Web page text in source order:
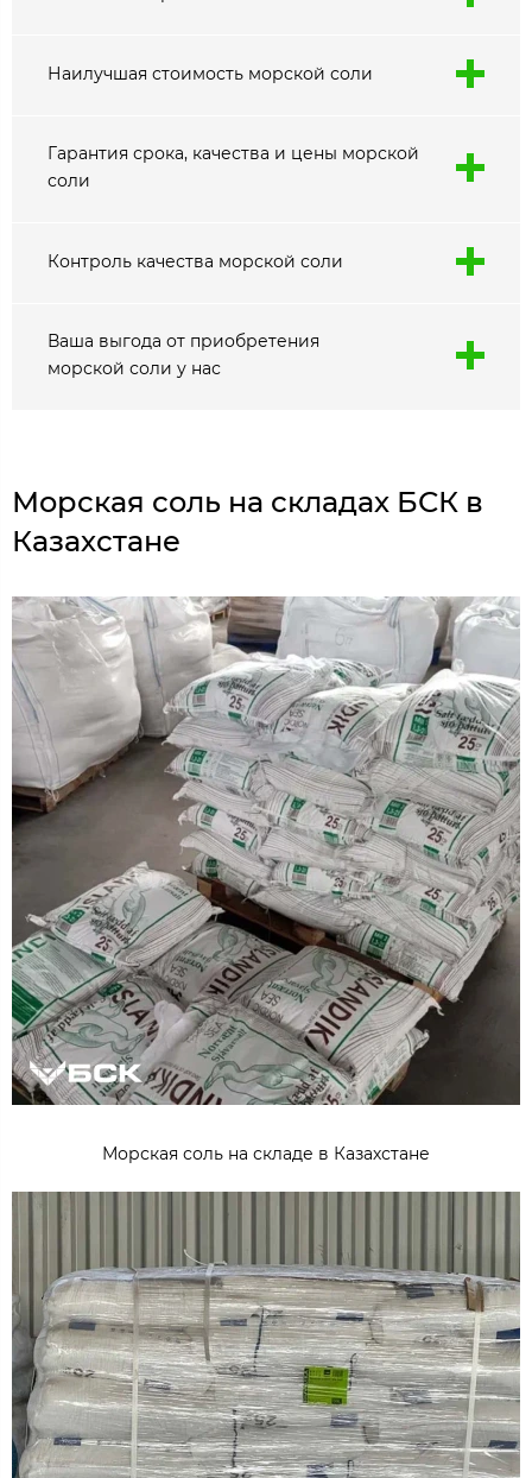
Наилучшая стоимость морской соли
Гарантия срока, качества и цены морской
соли
Контроль качества морской соли
Ваша выгода от приобретения
морской соли у нас
Морская соль на складах БСК в
Казахстане
Морская соль на складе в Казахстане